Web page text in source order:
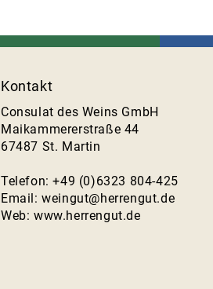
Kontakt
Consulat des Weins GmbH
Maikammererstraße 44
67487 St. Martin
Telefon: +49 (0)6323 804-425
Email:weingut@herrengut.de
Web: www.herrengut.de